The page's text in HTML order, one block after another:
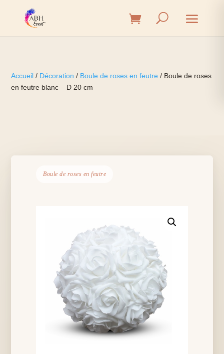
Accueil / Décoration / Boule de roses en feutre / Boule de roses
en feutre blanc – D 20 cm
Boule de roses en feutre